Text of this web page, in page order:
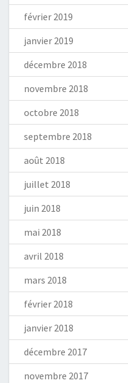
février 2019
janvier 2019
décembre 2018
novembre 2018
octobre 2018
septembre 2018
août 2018
juillet 2018
juin 2018
mai 2018
avril 2018
mars 2018
février 2018
janvier 2018
décembre 2017
novembre 2017